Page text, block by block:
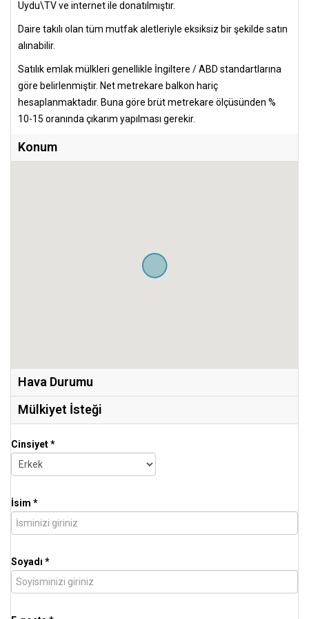
Uydu\TV ve internet ile donatılmıştır.
Daire takılı olan tüm mutfak aletleriyle eksiksiz bir şekilde satın
alınabilir.
Satılık emlak mülkleri genellikle İngiltere / ABD standartlarına
göre belirlenmiştir. Net metrekare balkon hariç
hesaplanmaktadır. Buna göre brüt metrekare ölçüsünden %
10-15 oranında çıkarım yapılması gerekir.
Konum
Hava Durumu
Mülkiyet İsteği
Cinsiyet *
İsim *
Soyadı *